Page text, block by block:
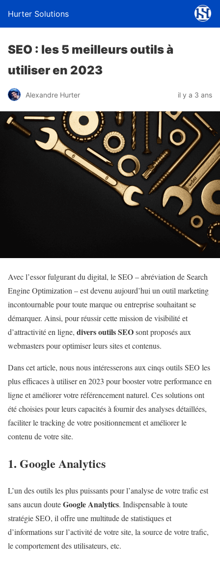
Hurter Solutions
SEO : les 5 meilleurs outils à
utiliser en 2023
Alexandre Hurter il y a 3 ans
Avec l’essor fulgurant du digital, le SEO – abréviation de Search
Engine Optimization – est devenu aujourd’hui un outil marketing
incontournable pour toute marque ou entreprise souhaitant se
démarquer. Ainsi, pour réussir cette mission de visibilité et
d’attractivité en ligne, divers outils SEOsont proposés aux
webmasters pour optimiser leurs sites et contenus.
Dans cet article, nous nous intéresserons aux cinqs outils SEO les
plus efficaces à utiliser en 2023 pour booster votre performance en
ligne et améliorer votre référencement naturel. Ces solutions ont
été choisies pour leurs capacités à fournir des analyses détaillées,
faciliter le tracking de votre positionnement et améliorer le
contenu de votre site.
1. Google Analytics
L’un des outils les plus puissants pour l’analyse de votre trafic est
sans aucun douteGoogle Analytics. Indispensable à toute
stratégie SEO, il offre une multitude de statistiques et
d’informations sur l’activité de votre site, la source de votre trafic,
le comportement des utilisateurs, etc.